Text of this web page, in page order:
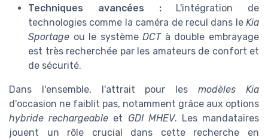
Techniques avancées :L'intégration de
technologies comme la caméra de recul dans le Kia
Sportage ou le systèmeDCTà double embrayage
est très recherchée par les amateurs de confort et
de sécurité.
Dans l'ensemble, l'attrait pour lesmodèles Kia
d'occasion ne faiblit pas, notamment grâce aux options
hybride rechargeable et GDI MHEV. Les mandataires
jouent un rôle crucial dans cette recherche en